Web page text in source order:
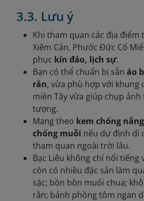
3.3. Lưu ý
Khi tham quan các địa điểm
Xiêm Cán, Phước Đức Cổ
phục kín đáo, lịch sự.
Bạn có thể chuẩn bị sẵn áo
rằn, vừa phù hợp với khung
miền Tây vừa giúp chụp
tượng.
Mang theo kem chống
chống muỗi nếu dự định di
tham quan ngoài trời lâu.
Bạc Liêu không chỉ nổi tiếng
còn có nhiều đặc sản làm
sặc; bồn bồn muối chua;
rằn; bánh phồng tôm ngan